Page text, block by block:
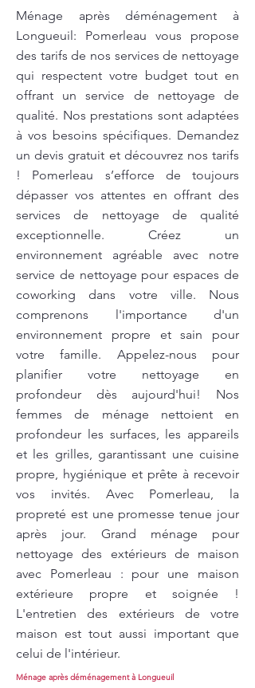
Ménage après déménagement à
Longueuil: Pomerleau vous propose
des tarifs de nos services de nettoyage
qui respectent votre budget tout en
offrant un service de nettoyage de
qualité. Nos prestations sont adaptées
à vos besoins spécifiques. Demandez
un devis gratuit et découvrez nos tarifs
! Pomerleau s’efforce de toujours
dépasser vos attentes en offrant des
services de nettoyage de qualité
exceptionnelle. Créez un
environnement agréable avec notre
service de nettoyage pour espaces de
coworking dans votre ville. Nous
comprenons l'importance d'un
environnement propre et sain pour
votre famille. Appelez-nous pour
planifier votre nettoyage en
profondeur dès aujourd'hui! Nos
femmes de ménage nettoient en
profondeur les surfaces, les appareils
et les grilles, garantissant une cuisine
propre, hygiénique et prête à recevoir
vos invités. Avec Pomerleau, la
propreté est une promesse tenue jour
après jour. Grand ménage pour
nettoyage des extérieurs de maison
avec Pomerleau : pour une maison
extérieure propre et soignée !
L'entretien des extérieurs de votre
maison est tout aussi important que
celui de l'intérieur.
Ménage après déménagement à Longueuil